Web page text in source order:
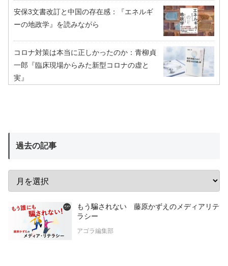
安保3文書改訂と中国の存在感：『エネルギ
ーの地政学』を読みながら
コロナ対策は本当に正しかったのか：青柳貞
一郎『臨床現場からみた新型コロナの虚と
実』
過去の記事
もう騙されない 藤原かずえのメディアリテ
ラシー
アゴラ編集部